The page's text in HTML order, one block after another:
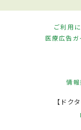
ご利用
医療広告
情
【ドク